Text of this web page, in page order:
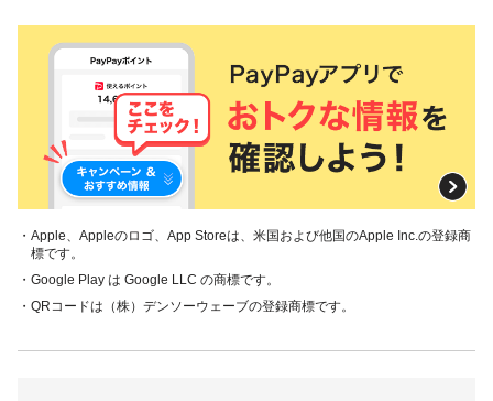
・Apple、Appleのロゴ、App Storeは、米国および他国のApple Inc.の登録商
標です。
・Google Play は Google LLC の商標です。
・QRコードは（株）デンソーウェーブの登録商標です。